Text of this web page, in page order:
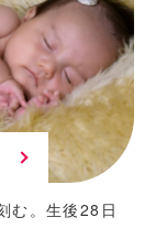
。 生後28日